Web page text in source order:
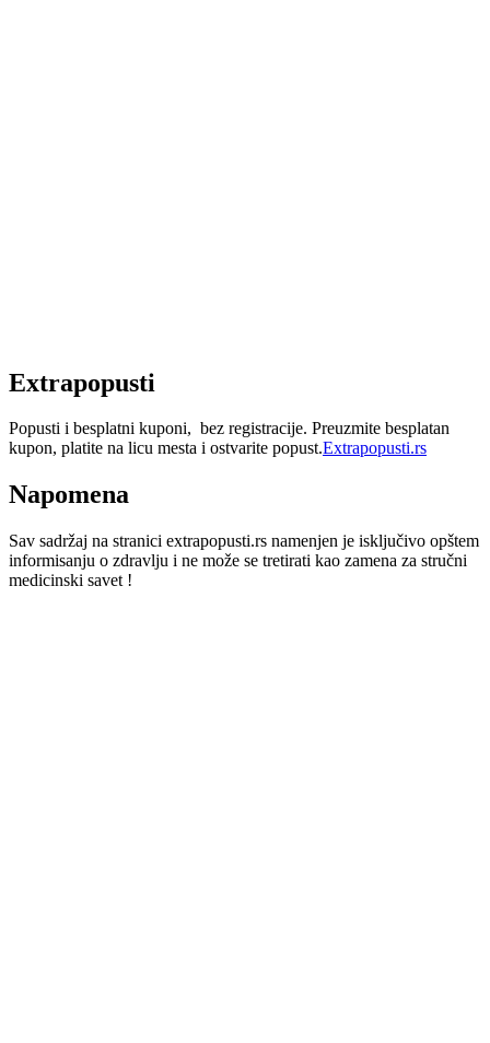
Extrapopusti
Popusti i besplatni kuponi, bez registracije. Preuzmite besplatan
kupon, platite na licu mesta i ostvarite popust.Extrapopusti.rs
Napomena
Sav sadržaj na stranici extrapopusti.rs namenjen je isključivo opštem
informisanju o zdravlju i ne može se tretirati kao zamena za stručni
medicinski savet !